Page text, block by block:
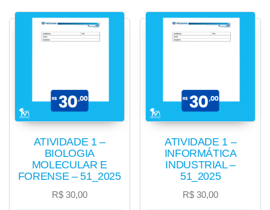
ATIVIDADE 1 –
BIOLOGIA
MOLECULAR E
FORENSE – 51_2025
R$30,00
ATIVIDADE 1 –
INFORMÁTICA
INDUSTRIAL –
51_2025
R$ 30,00